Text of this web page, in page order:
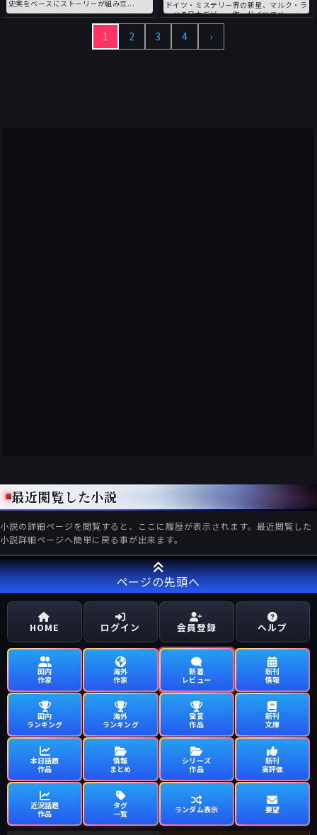
史実をベースにストーリーが組み立...
ドイツ・ミステリー界の新星、マルク・ラ
ーべの日本デビュー作。ドイツでベ...
1 2 3 4 ›
最近閲覧した小説
小説の詳細ページを閲覧すると、ここに履歴が表示されます。最近閲覧した
小説詳細ページへ簡単に戻る事が出来ます。
ページの先頭へ
HOME ログイン 会員登録 ヘルプ
国内
作家
海外
作家
新着
レビュー
新刊
情報
国内
ランキング
海外
ランキング
受賞
作品
新刊
文庫
本日話題
作品
情報
まとめ
シリーズ
作品
新刊
高評価
近況話題
作品
タグ
一覧
ランダム表示 要望